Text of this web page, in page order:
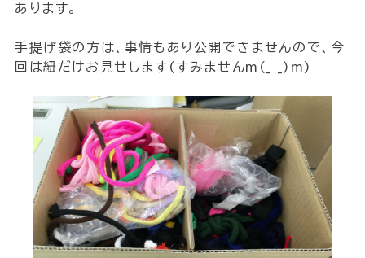
あります。
手提げ袋の方は、事情もあり公開できませんので、今
回は紐だけお見せします(すみませんm(_ _)m)